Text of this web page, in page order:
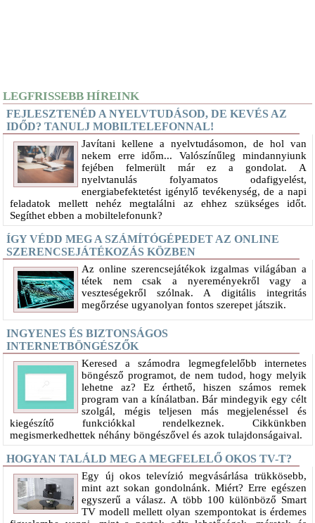
LEGFRISSEBB HÍREINK
FEJLESZTENÉD A NYELVTUDÁSOD, DE KEVÉS AZ
IDŐD? TANULJ MOBILTELEFONNAL!
Javítani kellene a nyelvtudásomon, de hol van
nekem erre időm... Valószínűleg mindannyiunk
fejében felmerült már ez a gondolat. A
nyelvtanulás folyamatos odafigyelést,
energiabefektetést igénylő tevékenység, de a napi
feladatok mellett nehéz megtalálni az ehhez szükséges időt.
Segíthet ebben a mobiltelefonunk?
ÍGY VÉDD MEG A SZÁMÍTÓGÉPEDET AZ ONLINE
SZERENCSEJÁTÉKOZÁS KÖZBEN
Az online szerencsejátékok izgalmas világában a
tétek nem csak a nyereményekről vagy a
veszteségekről szólnak. A digitális integritás
megőrzése ugyanolyan fontos szerepet játszik.
INGYENES ÉS BIZTONSÁGOS
INTERNETBÖNGÉSZŐK
Keresed a számodra legmegfelelőbb internetes
böngésző programot, de nem tudod, hogy melyik
lehetne az? Ez érthető, hiszen számos remek
program van a kínálatban. Bár mindegyik egy célt
szolgál, mégis teljesen más megjelenéssel és
kiegészítő funkciókkal rendelkeznek. Cikkünkben
megismerkedhettek néhány böngészővel és azok tulajdonságaival.
HOGYAN TALÁLD MEG A MEGFELELŐ OKOS TV-T?
Egy új okos televízió megvásárlása trükkösebb,
mint azt sokan gondolnánk. Miért? Erre egészen
egyszerű a válasz. A több 100 különböző Smart
TV modell mellett olyan szempontokat is érdemes